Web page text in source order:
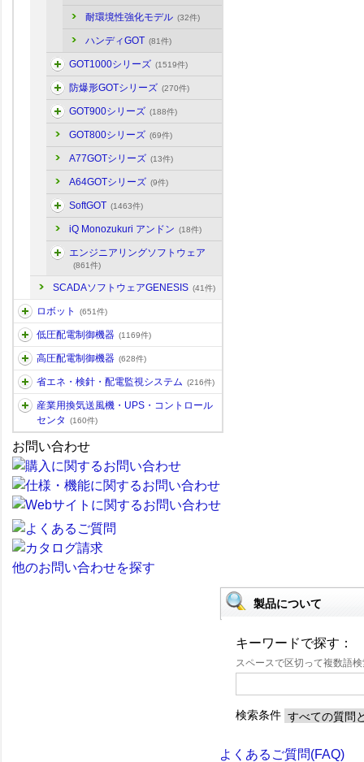
耐環境性強化モデル (32件)
ハンディGOT (81件)
GOT1000シリーズ (1519件)
防爆形GOTシリーズ (270件)
GOT900シリーズ (188件)
GOT800シリーズ (69件)
A77GOTシリーズ (13件)
A64GOTシリーズ (9件)
SoftGOT (1463件)
iQ Monozukuri アンドン (18件)
エンジニアリングソフトウェア
(861件)
SCADAソフトウェアGENESIS (41件)
ロボット (651件)
低圧配電制御機器 (1169件)
高圧配電制御機器 (628件)
省エネ・検針・配電監視システム (216件)
産業用換気送風機・UPS・コントロール
センタ
(160件)
お問い合わせ
他のお問い合わせを探す
製品について
キーワードで探す：
スペースで区切って複数語
検索条件
よくあるご質問(FAQ)